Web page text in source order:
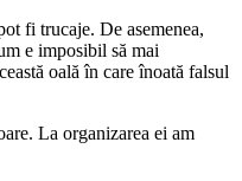
fi trucaje. De asemenea,
e imposibil să mai
oală în care înoată falsul
La organi­zarea ei am